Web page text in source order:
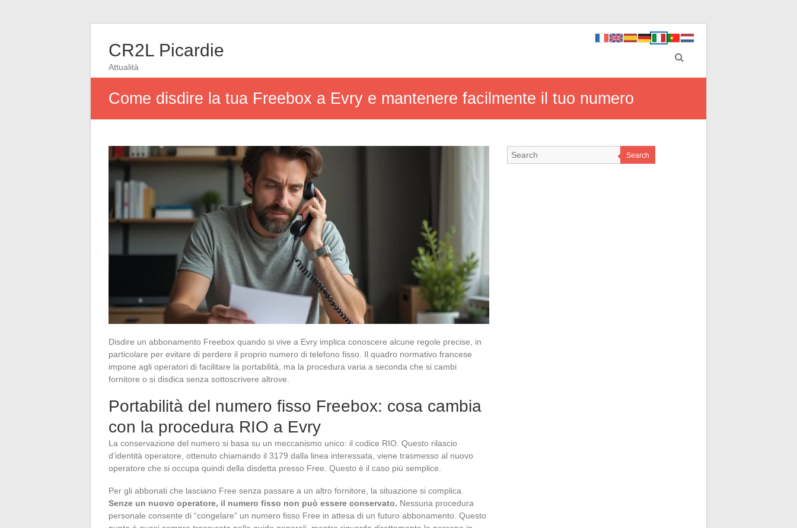
CR2L Picardie
Attualità
Come disdire la tua Freebox a Evry e mantenere facilmente il tuo numero
Disdire un abbonamento Freebox quando si vive a Evry implica conoscere alcune regole precise, in
particolare per evitare di perdere il proprio numero di telefono fisso. Il quadro normativo francese
impone agli operatori di facilitare la portabilità, ma la procedura varia a seconda che si cambi
fornitore o si disdica senza sottoscrivere altrove.
Portabilità del numero fisso Freebox: cosa cambia
con la procedura RIO a Evry
La conservazione del numero si basa su un meccanismo unico: il codice RIO. Questo rilascio
d’identità operatore, ottenuto chiamando il 3179 dalla linea interessata, viene trasmesso al nuovo
operatore che si occupa quindi della disdetta presso Free. Questo è il caso più semplice.
Per gli abbonati che lasciano Free senza passare a un altro fornitore, la situazione si complica.
Senze un nuovo operatore, il numero fisso non può essere conservato. Nessuna procedura
personale consente di “congelare” un numero fisso Free in attesa di un futuro abbonamento. Questo
Search